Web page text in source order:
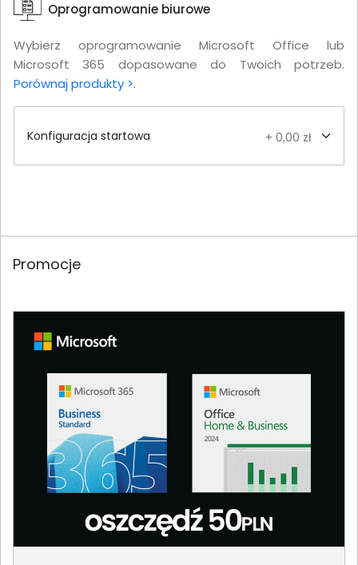
Oprogramowanie biurowe
Wybierz oprogramowanie Microsoft Office lub
Microsoft 365 dopasowane do Twoich potrzeb.
Porównaj produkty >.
Konfiguracja startowa + 0,00 zł
Promocje